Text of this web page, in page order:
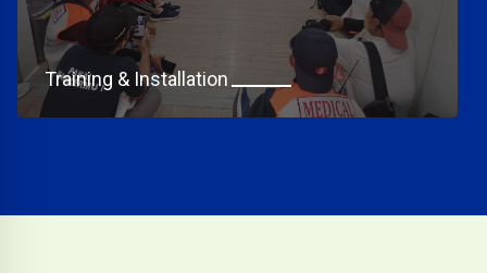
Training & Installation